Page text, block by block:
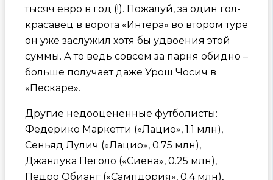
тысяч евро в год (!). Пожалуй, за один гол-
красавец в ворота «Интера» во втором туре
он уже заслужил хотя бы удвоения этой
суммы. А то ведь совсем за парня обидно –
больше получает даже Урош Чосич в
«Пескаре».
Другие недооцененные футболисты:
Федерико Маркетти («Лацио», 1.1 млн),
Сеньяд Лулич («Лацио», 0.75 млн),
Джанлука Пеголо («Сиена», 0.25 млн),
Педро Обианг («Сампдория», 0.4 млн),